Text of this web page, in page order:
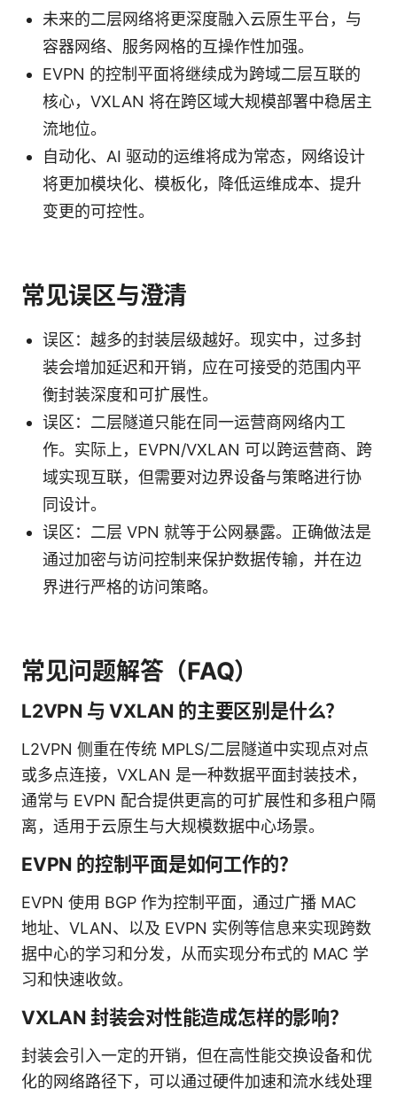
未来的二层网络将更深度融入云原生平台，与
容器网络、服务网格的互操作性加强。
EVPN 的控制平面将继续成为跨域二层互联的
核心，VXLAN 将在跨区域大规模部署中稳居主
流地位。
自动化、AI 驱动的运维将成为常态，网络设计
将更加模块化、模板化，降低运维成本、提升
变更的可控性。
常见误区与澄清
误区：越多的封装层级越好。现实中，过多封
装会增加延迟和开销，应在可接受的范围内平
衡封装深度和可扩展性。
误区：二层隧道只能在同一运营商网络内工
作。实际上，EVPN/VXLAN 可以跨运营商、跨
域实现互联，但需要对边界设备与策略进行协
同设计。
误区：二层 VPN 就等于公网暴露。正确做法是
通过加密与访问控制来保护数据传输，并在边
界进行严格的访问策略。
常见问题解答（FAQ）
L2VPN 与 VXLAN 的主要区别是什么？
L2VPN 侧重在传统 MPLS/二层隧道中实现点对点
或多点连接，VXLAN 是一种数据平面封装技术，
通常与 EVPN 配合提供更高的可扩展性和多租户隔
离，适用于云原生与大规模数据中心场景。
EVPN 的控制平面是如何工作的？
EVPN 使用 BGP 作为控制平面，通过广播 MAC
地址、VLAN、以及 EVPN 实例等信息来实现跨数
据中心的学习和分发，从而实现分布式的 MAC 学
习和快速收敛。
VXLAN 封装会对性能造成怎样的影响？
封装会引入一定的开销，但在高性能交换设备和优
化的网络路径下，可以通过硬件加速和流水线处理